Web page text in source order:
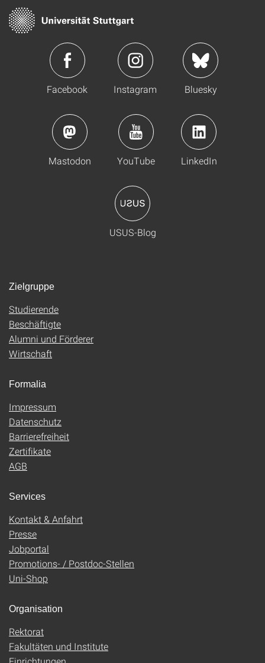
Facebook Instagram Bluesky
Mastodon YouTube LinkedIn
USUS-Blog
Zielgruppe
Studierende
Beschäftigte
Alumni und Förderer
Wirtschaft
Formalia
Impressum
Datenschutz
Barrierefreiheit
Zertifikate
AGB
Services
Kontakt & Anfahrt
Presse
Jobportal
Promotions- / Postdoc-Stellen
Uni-Shop
Organisation
Rektorat
Fakultäten und Institute